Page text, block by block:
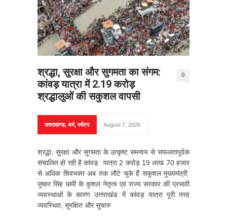
श्रद्धा, सुरक्षा और सुगमता का संगम:
कांवड़ यात्रा में 2.19 करोड़
श्रद्धालुओं की सकुशल वापसी
0
उत्तराखण्ड, धर्म,पर्यटन August 7, 2026
श्रद्धा, सुरक्षा और सुगमता के उत्कृष्ट समन्वय से सफलतापूर्वक
संचालित हो रही है कांवड़ यात्रा 2 करोड़ 19 लाख 70 हजार
से अधिक शिवभक्त अब तक लौटे चुके हैं सकुशल मुख्यमंत्री
पुष्कर सिंह धामी के कुशल नेतृत्व एवं राज्य सरकार की प्रभावी
व्यवस्थाओं के कारण उत्तराखंड में कांवड़ यात्रा पूरी तरह
व्यवस्थित, सुरक्षित और सुचारु